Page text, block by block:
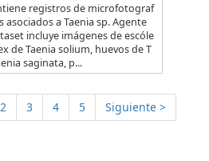
registros de microfotograf
a Taenia sp. Agente
incluye imágenes de escóle
de Taenia solium, huevos de T
saginata, p...
2 3 4 5
Siguiente >